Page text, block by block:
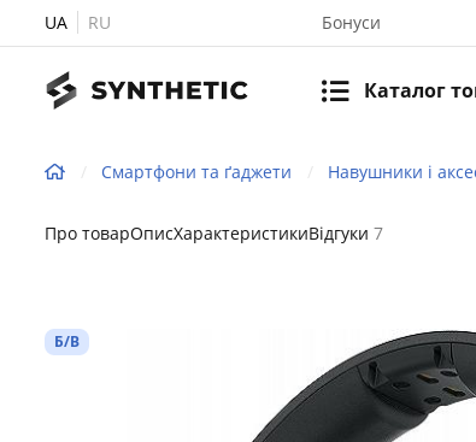
UA RU Бонуси
Каталог
Смартфони та ґаджети Навушники і
Про товарОписХарактеристикиВідгуки 7
Б/В